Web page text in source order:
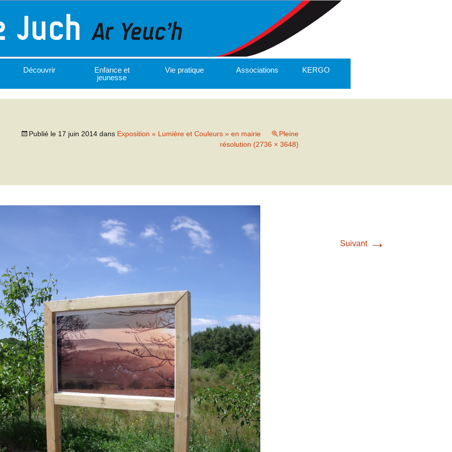
Découvrir
Enfance et
jeunesse
Vie pratique Associations KERGO
Publié le 17 juin 2014 dans Exposition « Lumière et Couleurs » en mairie
Pleine
résolution (2736 × 3648)
Suivant →